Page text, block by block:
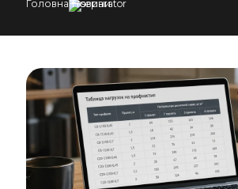
Головна Новини